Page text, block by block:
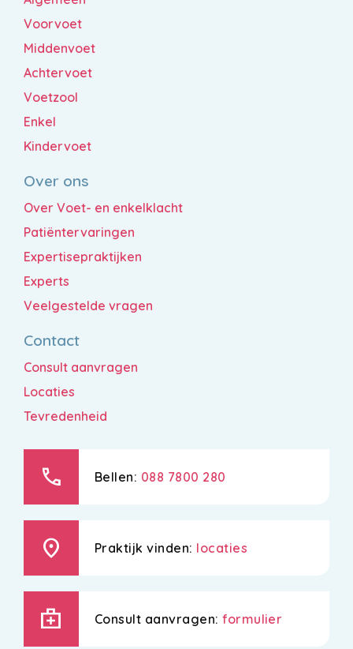
Voorvoet
Middenvoet
Achtervoet
Voetzool
Enkel
Kindervoet
Over ons
Over Voet- en enkelklacht
Patiëntervaringen
Expertisepraktijken
Experts
Veelgestelde vragen
Contact
Consult aanvragen
Locaties
Tevredenheid
call Bellen: 088 7800 280
location_on Praktijk vinden: locaties
medical_services Consult aanvragen:formulier